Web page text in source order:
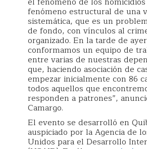
fenómeno estructural de una
sistemática, que es un
de fondo, con vínculos al
organizado. En la tarde de
conformamos un equipo de
entre varias de nuestras
que, haciendo asociación de
empezar inicialmente con 86
todos aquellos que
responden a patrones”,
Camargo.
El evento se desarrolló en
auspiciado por la Agencia de
Unidos para el Desarrollo